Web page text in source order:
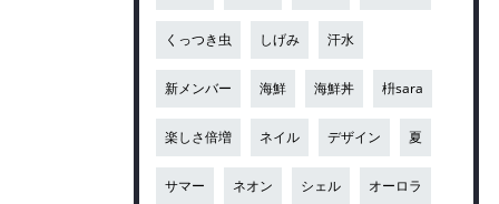
くっつき虫 しげみ 汗水
新メンバー 海鮮 海鮮丼 枡sara
楽しさ倍増 ネイル デザイン 夏
サマー ネオン シェル オーロラ